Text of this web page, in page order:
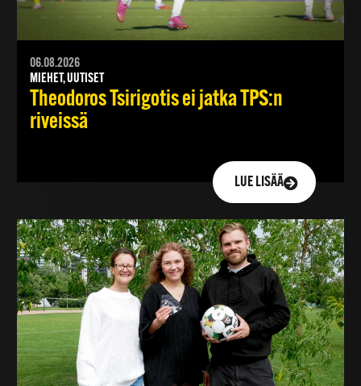
06.08.2026
MIEHET, UUTISET
Theodoros Tsirigotis ei jatka TPS:n
riveissä
LUE LISÄÄ